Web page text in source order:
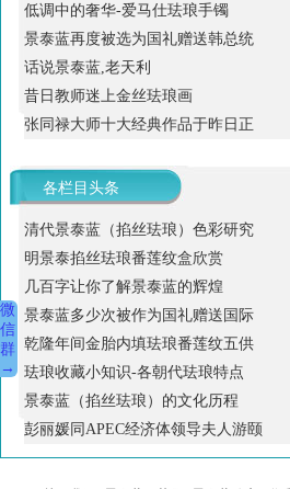
低调中的奢华-爱马仕珐琅手镯
景泰蓝再度被选为国礼赠送韩总统
话说景泰蓝,老天利
昔日教师迷上金丝珐琅画
张同禄大师十大经典作品于昨日正
各栏目头条
清代景泰蓝（掐丝珐琅）色彩研究
明景泰掐丝珐琅番莲纹盒欣赏
几百字让你了解景泰蓝的辉煌
景泰蓝多少次被作为国礼赠送国际
乾隆年间金胎内填珐琅番莲纹五供
珐琅收藏小知识-各朝代珐琅特点
景泰蓝（掐丝珐琅）的文化历程
彭丽媛同APEC经济体领导夫人游颐
微
信
群
→